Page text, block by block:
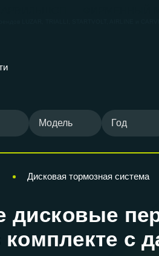
Модель Год
Дисковая тормозная система
дисковые
с